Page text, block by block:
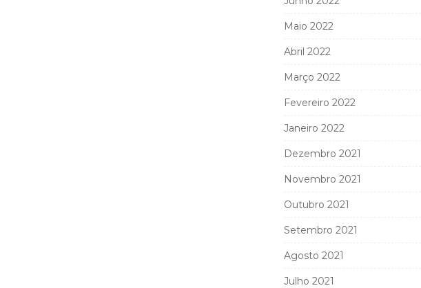
Maio 2022
Abril 2022
Março 2022
Fevereiro 2022
Janeiro 2022
Dezembro 2021
Novembro 2021
Outubro 2021
Setembro 2021
Agosto 2021
Julho 2021